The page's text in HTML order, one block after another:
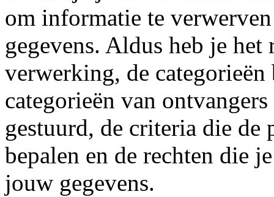
om informatie te
gegevens. Aldus heb je
verwerking, de categorieën
categorieën van
gestuurd, de criteria die de
bepalen en de rechten die
jouw gegevens.